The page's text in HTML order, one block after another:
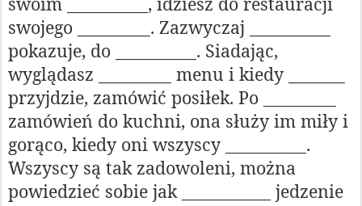
swojego _________. Zazwyczaj __________
pokazuje, do __________. Siadając,
wyglądasz _________ menu i kiedy _______
przyjdzie, zamówić posiłek. Po _________
zamówień do kuchni, ona służy im miły i
gorąco, kiedy oni wszyscy __________.
Wszyscy są tak zadowoleni, można
powiedzieć sobie jak ___________ jedzenie